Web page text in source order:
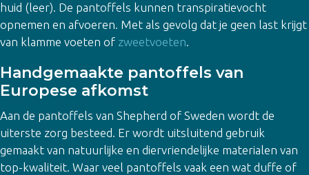
huid (leer). De pantoffels kunnen transpiratievocht
opnemen en afvoeren. Met als gevolg dat je geen last krijgt
van klamme voeten of zweetvoeten.
Handgemaakte pantoffels van
Europese afkomst
Aan de pantoffels van Shepherd of Sweden wordt de
uiterste zorg besteed. Er wordt uitsluitend gebruik
gemaakt van natuurlijke en diervriendelijke materialen van
top-kwaliteit. Waar veel pantoffels vaak een wat duffe of